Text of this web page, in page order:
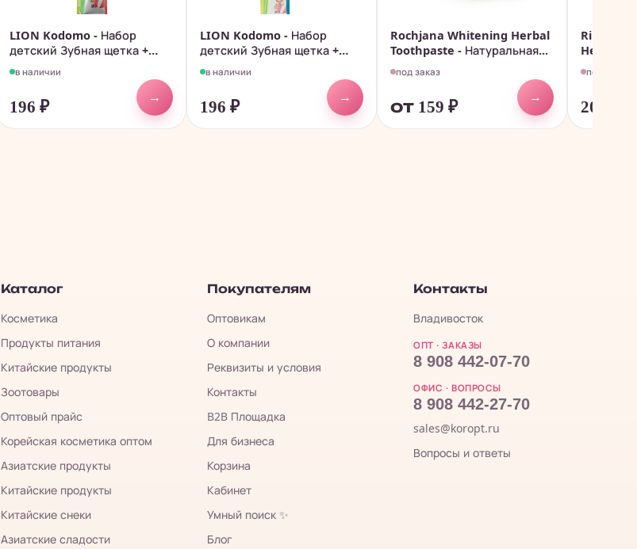
LION Kodomo - Набор
детский Зубная щетка +
паста...
в наличии
196 ₽
→
LION Kodomo - Набор
детский Зубная щетка +
паста...
в наличии
196 ₽
→
Rochjana Whitening Herbal
Toothpaste - Натуральная...
под заказ
от 159 ₽
→
Ringo
Healthy
под заказ
202
Каталог
Косметика
Продукты питания
Китайские продукты
Зоотовары
Оптовый прайс
Корейская косметика оптом
Азиатские продукты
Китайские продукты
Китайские снеки
Азиатские сладости
Покупателям
Оптовикам
О компании
Реквизиты и условия
Контакты
B2B Площадка
Для бизнеса
Корзина
Кабинет
Умный поиск ✨
Блог
Контакты
Владивосток
ОПТ · ЗАКАЗЫ
8 908 442-07-70
ОФИС · ВОПРОСЫ
8 908 442-27-70
sales@koropt.ru
Вопросы и ответы